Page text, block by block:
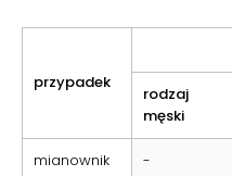
przypadek
rodzaj
męski
mianownik -